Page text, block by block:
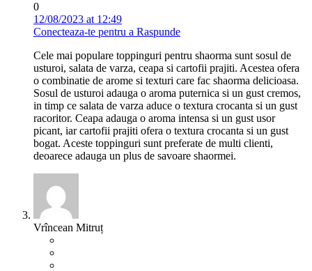
0
12/08/2023 at 12:49
Conecteaza-te pentru a Raspunde
Cele mai populare toppinguri pentru shaorma sunt sosul de
usturoi, salata de varza, ceapa si cartofii prajiti. Acestea ofera
o combinatie de arome si texturi care fac shaorma delicioasa.
Sosul de usturoi adauga o aroma puternica si un gust cremos,
in timp ce salata de varza aduce o textura crocanta si un gust
racoritor. Ceapa adauga o aroma intensa si un gust usor
picant, iar cartofii prajiti ofera o textura crocanta si un gust
bogat. Aceste toppinguri sunt preferate de multi clienti,
deoarece adauga un plus de savoare shaormei.
Vrîncean Mitruț